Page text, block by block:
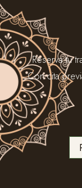
Reserva tu
Con cita